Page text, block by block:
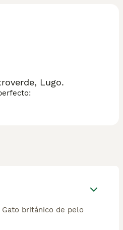
extrovertido y vocal, que
cuidado es relativamente
en España podemos
cuidado». Este felino es
Lugo.
británico de pelo